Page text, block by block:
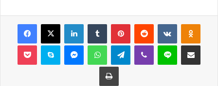
Facebook
X LinkedInTumblr PinterestReddit VKontakte
Pocket Skype MessengerWhatsAppTelegramViber Line E-Posta ile
Yazdır